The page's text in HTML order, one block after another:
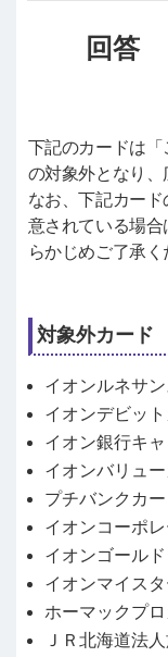
下記のカードは「
の対象外となり、
なお、下記カー
意されている場
らかじめご了承く
対象外カード
イオンルネサ
イオンデビッ
イオン銀行キ
イオンバリュ
プチバンクカー
イオンコーポ
イオンゴール
イオンマイス
ホーマックプ
ＪＲ北海道法